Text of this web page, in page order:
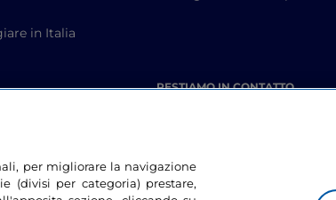
in Italia
RESTIAMO IN CONTATTO
per migliorare la navigazione
(divisi per categoria) prestare,